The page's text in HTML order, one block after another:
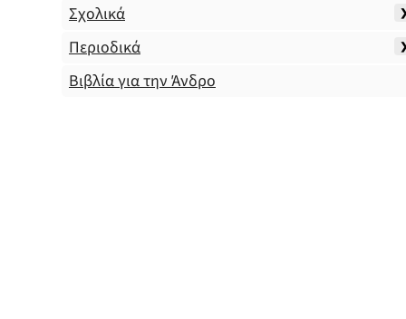
Σχολικά
Περιοδικά
Βιβλία για την Άνδρο